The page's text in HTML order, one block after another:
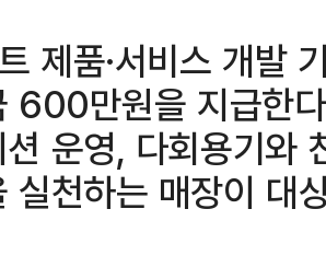
제품·서비스 개발
600만원을 지급한
운영, 다회용기와
실천하는 매장이 대